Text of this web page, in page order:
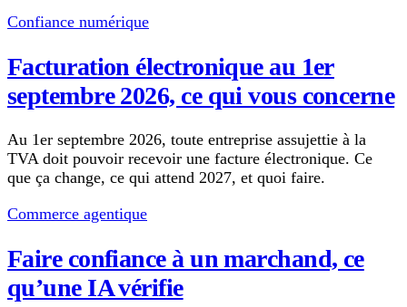
Confiance numérique
Facturation électronique au 1er
septembre 2026, ce qui vous concerne
Au 1er septembre 2026, toute entreprise assujettie à la
TVA doit pouvoir recevoir une facture électronique. Ce
que ça change, ce qui attend 2027, et quoi faire.
Commerce agentique
Faire confiance à un marchand, ce
qu’une IA vérifie